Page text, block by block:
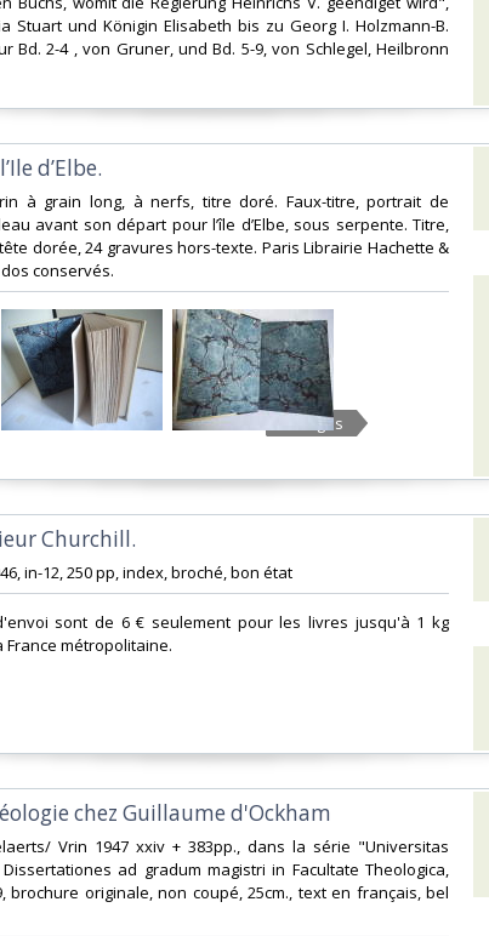
Stuart und Königin Elisabeth bis zu Georg I. Holzmann-B.
Bd. 2-4 , von Gruner, und Bd. 5-9, von Schlegel, Heilbronn
d’Elbe.
à grain long, à nerfs, titre doré. Faux-titre, portrait de
avant son départ pour l’île d’Elbe, sous serpente. Titre,
dorée, 24 gravures hors-texte. Paris Librairie Hachette &
conservés.
8 Images
Churchill.‎
in-12, 250 pp, index, broché, bon état‎
sont de 6 € seulement pour les livres jusqu'à 1 kg
France métropolitaine.‎
chez Guillaume d'Ockham‎
Vrin 1947 xxiv + 383pp., dans la série "Universitas
ad gradum magistri in Facultate Theologica,
brochure originale, non coupé, 25cm., text en français, bel